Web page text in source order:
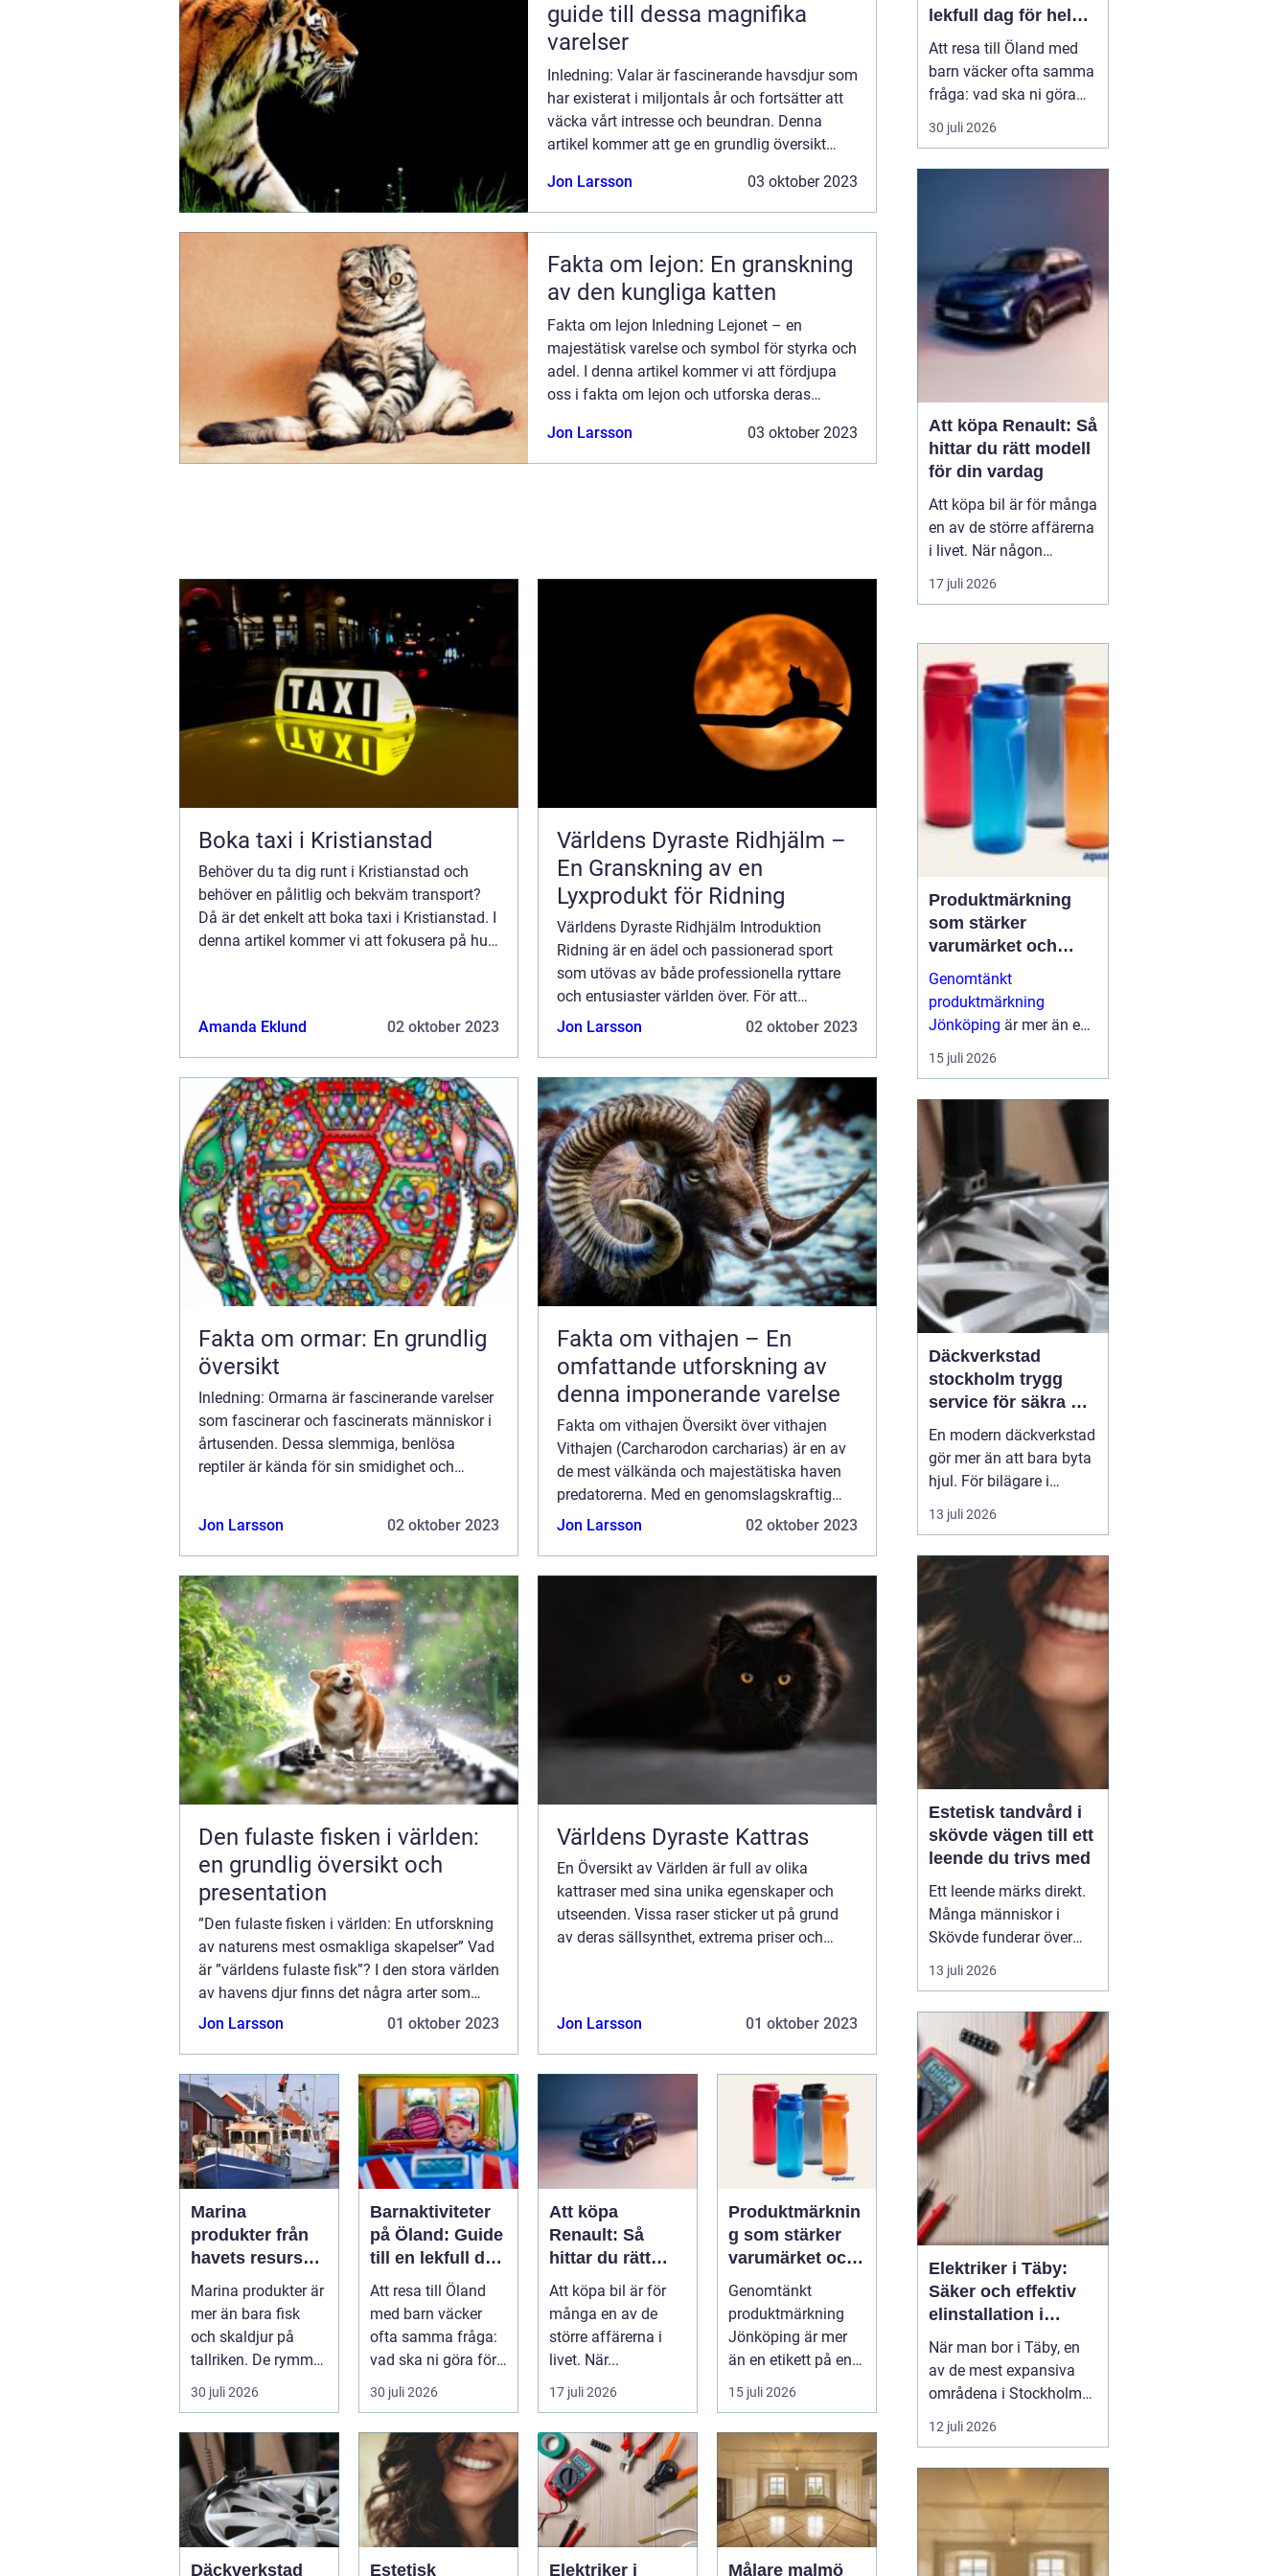
guide till dessa magnifika
varelser
Inledning: Valar är fascinerande havsdjur som
har existerat i miljontals år och fortsätter att
väcka vårt intresse och beundran. Denna
artikel kommer att ge en grundlig översikt
aspekter av deras liv och beteend...
Jon Larsson 03 oktober 2023
Fakta om lejon: En granskning
av den kungliga katten
Fakta om lejon Inledning Lejonet – en
majestätisk varelse och symbol för styrka och
adel. I denna artikel kommer vi att fördjupa
oss i fakta om lejon och utforska deras
genomgång av deras för- och nackdelar. ...
Jon Larsson 03 oktober 2023
Boka taxi i Kristianstad
Behöver du ta dig runt i Kristianstad och
behöver en pålitlig och bekväm transport?
Då är det enkelt att boka taxi i Kristianstad. I
denna artikel kommer vi att fokusera på hur
Amanda Eklund 02 oktober 2023
Världens Dyraste Ridhjälm –
En Granskning av en
Lyxprodukt för Ridning
Världens Dyraste Ridhjälm Introduktion
Ridning är en ädel och passionerad sport
som utövas av både professionella ryttare
och entusiaster världen över. För att
säkerställa säkerheten och skydda huvudet
Jon Larsson 02 oktober 2023
Fakta om ormar: En grundlig
översikt
Inledning: Ormarna är fascinerande varelser
som fascinerar och fascinerats människor i
årtusenden. Dessa slemmiga, benlösa
reptiler är kända för sin smidighet och
Jon Larsson 02 oktober 2023
Fakta om vithajen – En
omfattande utforskning av
denna imponerande varelse
Fakta om vithajen Översikt över vithajen
Vithajen (Carcharodon carcharias) är en av
de mest välkända och majestätiska haven
predatorerna. Med en genomslagskraftig
kroppsstorlek och imponerande tänder, har
Jon Larsson 02 oktober 2023
Den fulaste fisken i världen:
en grundlig översikt och
presentation
”Den fulaste fisken i världen: En utforskning
av naturens mest osmakliga skapelser” Vad
är ”världens fulaste fisk”? I den stora världen
av havens djur finns det några arter som
sticker ut, men inte på ett positivt sätt.
Jon Larsson 01 oktober 2023
Världens Dyraste Kattras
En Översikt av Världen är full av olika
kattraser med sina unika egenskaper och
utseenden. Vissa raser sticker ut på grund
av deras sällsynthet, extrema priser och
Jon Larsson 01 oktober 2023
Marina
produkter från
havets resurser
till hållbara
upplevelser
Marina produkter är
mer än bara fisk
och skaldjur på
tallriken. De rymmer
allt från mat och
hälsa ti...
30 juli 2026
Barnaktiviteter
på Öland: Guide
till en lekfull dag
för hela familjen
Att resa till Öland
med barn väcker
ofta samma fråga:
vad ska ni göra för
30 juli 2026
Att köpa
Renault: Så
hittar du rätt
modell för din
vardag
Att köpa bil är för
många en av de
större affärerna i
livet. När...
17 juli 2026
Produktmärknin
g som stärker
varumärket och
förenklar
vardagen
Genomtänkt
produktmärkning
Jönköping är mer
än en etikett på en
15 juli 2026
Däckverkstad Estetisk Elektriker i Målare malmö
lekfull dag för hela
familjen
Att resa till Öland med
barn väcker ofta samma
fråga: vad ska ni göra
för att alla ska trivas,
oavsett ålder och
30 juli 2026
Att köpa Renault: Så
hittar du rätt modell
för din vardag
Att köpa bil är för många
en av de större affärerna
i livet. När någon
funderar på att köpa
Renault Skåne
17 juli 2026
Produktmärkning
som stärker
varumärket och
förenklar vardagen
Genomtänkt
produktmärkning
Jönköping är mer än en
etikett på en produkt.
Den guidar användaren,
15 juli 2026
Däckverkstad
stockholm trygg
service för säkra mil
året runt
En modern däckverkstad
gör mer än att bara byta
hjul. För bilägare i
Stockholm handlar valet
av däckpartner om
ekonomi på sikt. Rätt
däck, korrekt montering
och regelbunden kontroll
minskar risken för
olyckor, sparar bränsle
och...
13 juli 2026
Estetisk tandvård i
skövde vägen till ett
leende du trivs med
Ett leende märks direkt.
Många människor i
Skövde funderar över
sina tänder, men skjuter
upp att göra något åt
handlar inte om att jaga
perfektion, utan om att
skapa ett leende som
känns naturligt och
tryggt. Med moderna
metode...
13 juli 2026
Elektriker i Täby:
Säker och effektiv
elinstallation i
norrort
När man bor i Täby, en
av de mest expansiva
områdena i Stockholms
norrort, är behovet av en
pålitlig elektriker ofta
handlar om att installera
en laddbox för elbil,
genomföra ROT-arbeten
elle...
12 juli 2026